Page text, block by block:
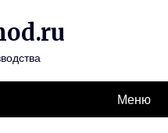
Меню